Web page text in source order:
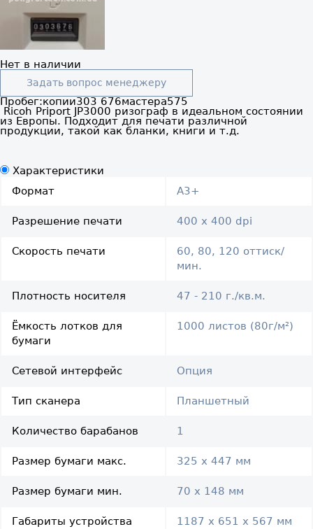
Нет в наличии
Задать вопрос менеджеру
Пробег:копии303 676мастера575
Ricoh Priport JP3000 ризограф в идеальном состоянии
из Европы. Подходит для печати различной
продукции, такой как бланки, книги и т.д.
Характеристики
Формат
A3+
Разрешение печати 400 х 400 dpi
Скорость печати
60, 80, 120 оттиск/
мин.
Плотность носителя 47 - 210 г./кв.м.
Ёмкость лотков для
бумаги
1000 листов (80г/м²)
Сетевой интерфейс Опция
Тип сканера Планшетный
Количество барабанов 1
Размер бумаги макс. 325 x 447 мм
Размер бумаги мин. 70 x 148 мм
Габариты устройства 1187 x 651 x 567 мм